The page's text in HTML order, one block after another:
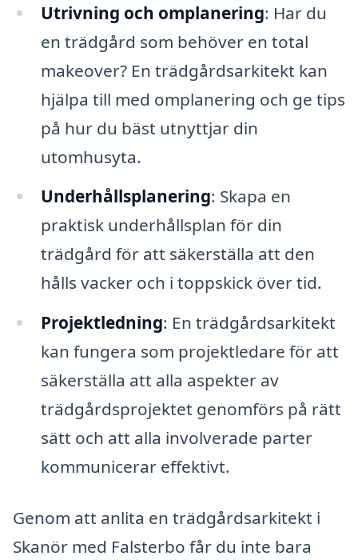
Utrivning och omplanering: Har du
en trädgård som behöver en total
makeover? En trädgårdsarkitekt kan
hjälpa till med omplanering och ge tips
på hur du bäst utnyttjar din
utomhusyta.
Underhållsplanering: Skapa en
praktisk underhållsplan för din
trädgård för att säkerställa att den
hålls vacker och i toppskick över tid.
Projektledning: En trädgårdsarkitekt
kan fungera som projektledare för att
säkerställa att alla aspekter av
trädgårdsprojektet genomförs på rätt
sätt och att alla involverade parter
kommunicerar effektivt.
Genom att anlita en trädgårdsarkitekt i
Skanör med Falsterbo får du inte bara